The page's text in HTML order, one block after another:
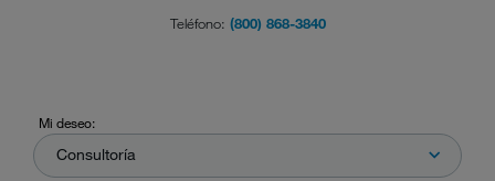
Teléfono: (800) 868-3840
Mi deseo:
Consultoría